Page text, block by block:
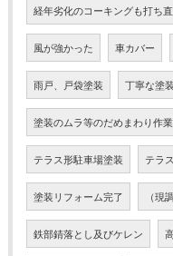
経年劣化のコーキングも打ち
風が強かった 車カバー
雨戸、戸袋塗装 丁寧な塗
塗装のムラ等のだめまわり作業
テラス形駐車場塗装 テラ
塗装リフォーム完了 （現
鉄部錆落とし及びケレン